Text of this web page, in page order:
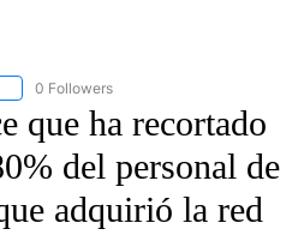
FOLLOW "CNN-SPANISH" TO RECEIVE
0 Followers
que ha recortado
del personal de
adquirió la red